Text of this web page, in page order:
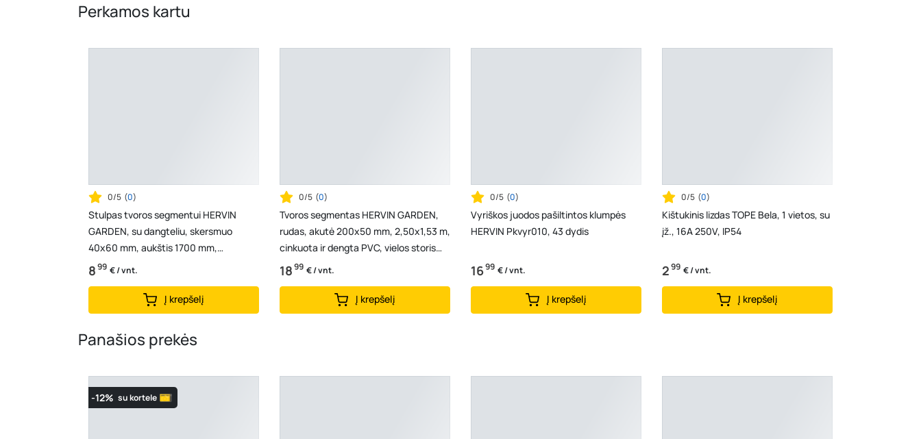
Perkamos kartu
0/5 (0)
Stulpas tvoros segmentui HERVIN
GARDEN, su dangteliu, skersmuo
40x60 mm, aukštis 1700 mm,
cinkuotas ir dažytas, RAL8017
899 € / vnt.
Į krepšelį
0/5 (0)
Tvoros segmentas HERVIN GARDEN,
rudas, akutė 200x50 mm, 2,50x1,53 m,
cinkuota ir dengta PVC, vielos storis
3,7 mm, RAL80...
1899 € / vnt.
Į krepšelį
0/5 (0)
Vyriškos juodos pašiltintos klumpės
HERVIN Pkvyr010, 43 dydis
1699 € / vnt.
Į krepšelį
0/5 (0)
Kištukinis lizdas TOPE Bela, 1 vietos, su
įž., 16A 250V, IP54
299 € / vnt.
Į krepšelį
Panašios prekės
-12% su kortele